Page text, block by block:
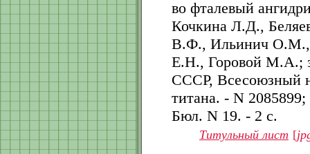
во фталевый
Кочкина Л.Д.,
В.Ф., Ильинич О.М.,
Е.Н., Горовой М.А.;
СССР, Всесоюзный
титана. - N
Бюл. N 19. - 2 с.
Титульный лист [